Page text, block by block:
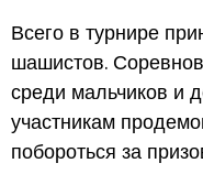
Всего в турнире
шашистов.
среди мальчиков и
участникам
побороться за